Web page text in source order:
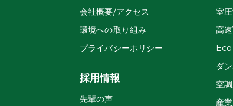
会社概要/アクセス
環境への取り組み
プライバシーポリシー
採用情報
先輩の声
室
高
ダ
空
産